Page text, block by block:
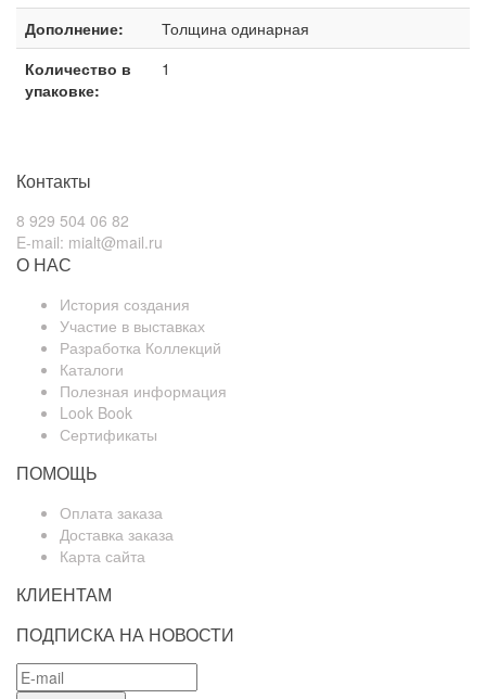
Дополнение:
Толщина одинарная
Количество в
упаковке:
1
Контакты
8 929 504 06 82
E-mail: mialt@mail.ru
О НАС
История создания
Участие в выставках
Разработка Коллекций
Каталоги
Полезная информация
Look Book
Сертификаты
ПОМОЩЬ
Оплата заказа
Доставка заказа
Карта сайта
КЛИЕНТАМ
ПОДПИСКА НА НОВОСТИ